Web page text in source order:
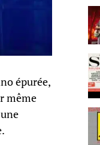
épurée,
même